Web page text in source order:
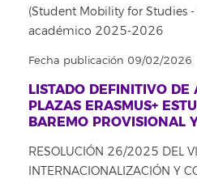
(Student Mobility for Studies -
académico 2025-2026
Fecha publicación 09/02/2026
LISTADO DEFINITIVO DE
PLAZAS ERASMUS+
BAREMO PROVISIONAL
RESOLUCIÓN 26/2025 DEL
INTERNACIONALIZACIÓN Y